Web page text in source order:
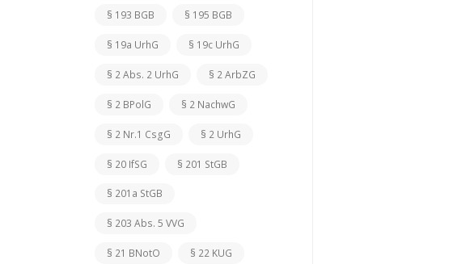
§ 193 BGB § 195 BGB
§ 19a UrhG § 19c UrhG
§ 2 Abs. 2 UrhG § 2 ArbZG
§ 2 BPolG § 2 NachwG
§ 2 Nr.1 CsgG § 2 UrhG
§ 20 IfSG § 201 StGB
§ 201a StGB
§ 203 Abs. 5 VVG
§ 21 BNotO § 22 KUG